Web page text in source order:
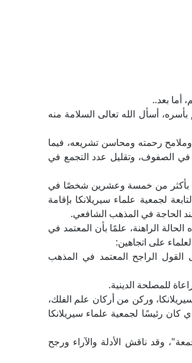
أما بعد..
أسأل الله تعالى السلامة منه
وملامح رحمته ومحاسن تشريعه، فيما
في الصفوف، وتقليل عدد التجمع في
بأكثر من خمسة وعشرين شخصًا في
لجمعية علماء سيريلانكا بإقامة
الحاجة في المذهب الشافعي.
الراهنة، علمًا بأن المعتمد في
على اتجاهين:
القول الراجح المعتمد في المذهب
للمصلحة الدينية.
وركن من أركان علم الفلك،
كان رئيسًا لجمعية علماء سيريلانكا
بعدد الجمعة"، وقد ناقش الأدلة والآراء ورجح